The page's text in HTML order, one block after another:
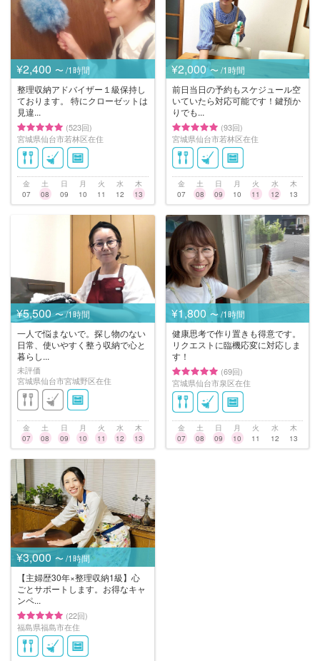
¥2,400 〜 /1時間
整理収納アドバイザー１級保持し
ております。 特にクローゼットは
見違...
(523回)
宮城県仙台市若林区在住
金
07
土
08
日
09
月
10
火
11
水
12
木
13
¥2,000 〜 /1時間
前日当日の予約もスケジュール空
いていたら対応可能です！鍵預か
りでも...
(93回)
宮城県仙台市若林区在住
金
07
土
08
日
09
月
10
火
11
水
12
木
13
¥5,500 〜 /1時間
一人で悩まないで。探し物のない
日常、使いやすく整う収納で心と
暮らし...
未評価
宮城県仙台市宮城野区在住
金
07
土
08
日
09
月
10
火
11
水
12
木
13
¥1,800 〜 /1時間
健康思考で作り置きも得意です。
リクエストに臨機応変に対応しま
す！
(69回)
宮城県仙台市泉区在住
金
07
土
08
日
09
月
10
火
11
水
12
木
13
¥3,000 〜 /1時間
【主婦歴30年×整理収納1級】心
ごとサポートします。お得なキャ
ンペ...
(22回)
福島県福島市在住